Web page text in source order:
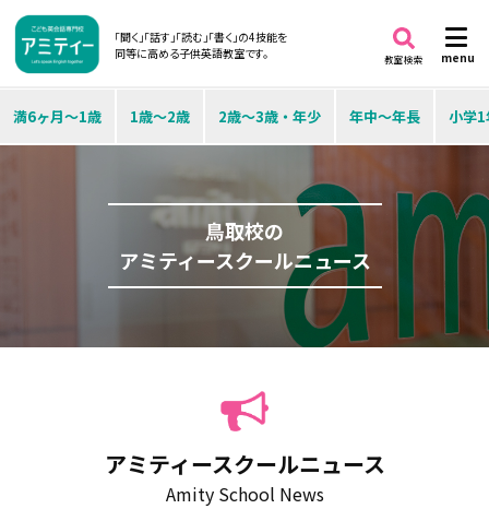
「聞く」「話す」「読む」「書く」の4技能を
同等に高める子供英語教室です。
menu
教室検索
満6ヶ月～1歳 1歳～2歳 2歳～3歳・年少 年中～年長 小学
鳥取校の
アミティースクールニュース
アミティースクールニュース
Amity School News